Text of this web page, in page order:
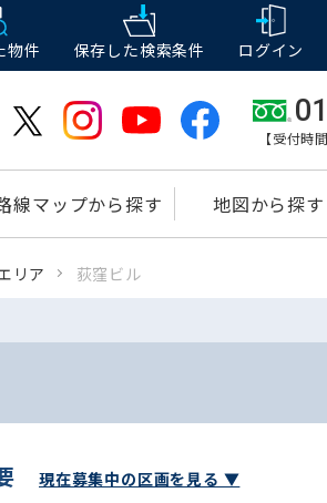
物件 保存した検索条件 ログイン
【受付時
線マップから探す 地図から探す
リア 荻窪ビル
現在募集中の区画を見る ▼